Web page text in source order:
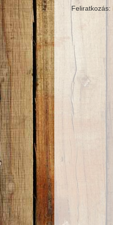
Feliratkozás: